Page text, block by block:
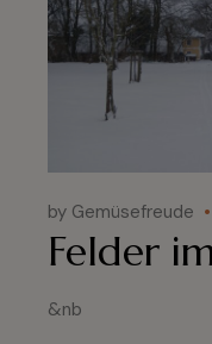
by Gemüsefreude
Felder
&nb